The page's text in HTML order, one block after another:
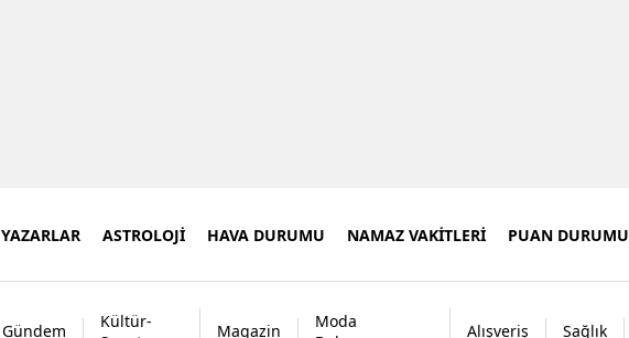
YAZARLAR ASTROLOJİ HAVA DURUMU NAMAZ VAKİTLERİ PUAN DURUMU
Gündem
Kültür-
Magazin
Moda
Alışveriş Sağlık